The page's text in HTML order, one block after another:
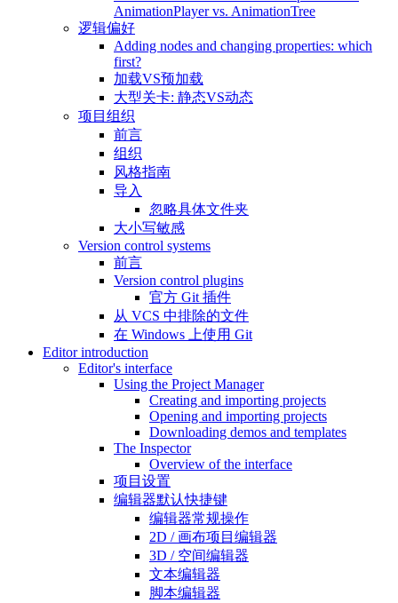
AnimationPlayer vs. AnimationTree
逻辑偏好
Adding nodes and changing properties: which
first?
加载VS预加载
大型关卡: 静态VS动态
项目组织
前言
组织
风格指南
导入
忽略具体文件夹
大小写敏感
Version control systems
前言
Version control plugins
官方 Git 插件
从 VCS 中排除的文件
在 Windows 上使用 Git
Editor introduction
Editor's interface
Using the Project Manager
Creating and importing projects
Opening and importing projects
Downloading demos and templates
The Inspector
Overview of the interface
项目设置
编辑器默认快捷键
编辑器常规操作
2D / 画布项目编辑器
3D / 空间编辑器
文本编辑器
脚本编辑器